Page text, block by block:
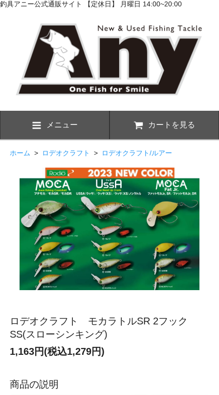
釣具アニー公式通販サイト 【定休日】 月曜日 14:00~20:00
メニュー カートを見る
ホーム > ロデオクラフト > ロデオクラフト/ルアー
ロデオクラフト モカラトルSR 2フック
SS(スローシンキング)
1,163円(税込1,279円)
商品の説明